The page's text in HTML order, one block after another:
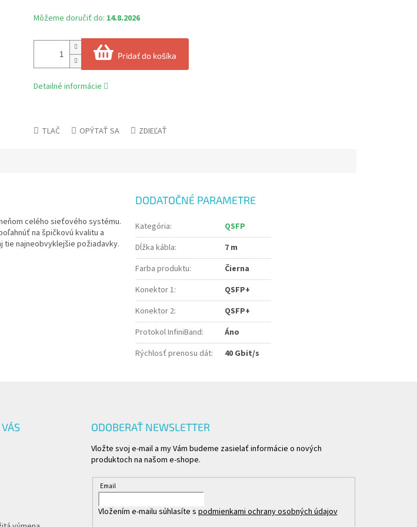
Môžeme doručiť do: 14.8.2026
Pridať do košíka
Detailné informácie
TLAČ OPÝTAŤ SA ZDIEĽAŤ
celého sieťového systému.
na špičkovú kvalitu a
tie najneobvyklejšie požiadavky.
DODATOČNÉ PARAMETRE
Kategória:
QSFP
Dĺžka kábla:
7 m
Farba produktu:
Čierna
Konektor 1:
QSFP+
Konektor 2:
QSFP+
Protokol InfiniBand:
Áno
Rýchlosť prenosu dát: 40 Gbit/s
ODOBERAŤ NEWSLETTER
Vložte svoj e-mail a my Vám budeme zasielať informácie o nových
produktoch na našom e-shope.
Email
Vložením e-mailu súhlasíte s podmienkami ochrany osobných údajov